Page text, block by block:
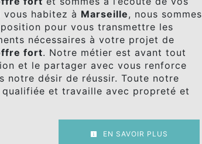
vous habitez à Marseille, nous sommes
pour vous transmettre les
nécessaires à votre projet de
fort. Notre métier est avant tout
et le partager avec vous renforce
notre désir de réussir. Toute notre
qualifiée et travaille avec propreté et
EN SAVOIR PLUS